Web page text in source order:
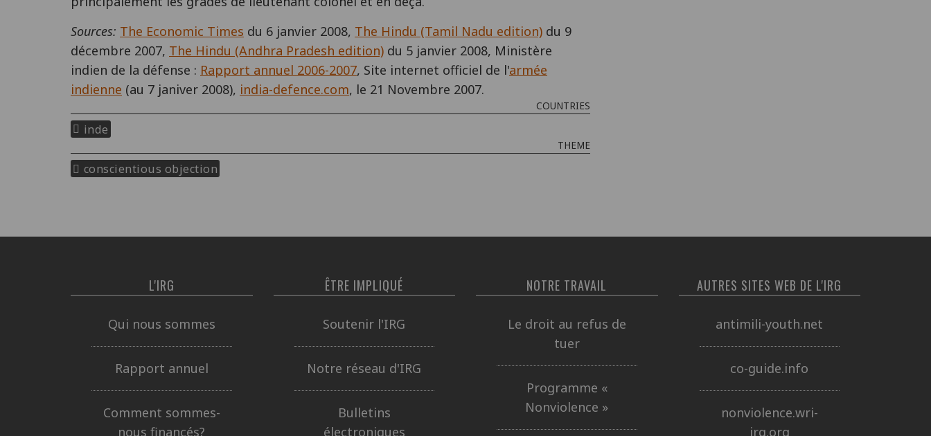
Sources: The Economic Times du 6 janvier 2008, The Hindu (Tamil Nadu edition) du 9
décembre 2007, The Hindu (Andhra Pradesh edition) du 5 janvier 2008, Ministère
indien de la défense : Rapport annuel 2006-2007, Site internet officiel de l'armée
indienne (au 7 janiver 2008), india-defence.com, le 21 Novembre 2007.
COUNTRIES
inde
THEME
conscientious objection
L'IRG
Qui nous sommes
Rapport annuel
Comment sommes-
nous financés?
ÊTRE IMPLIQUÉ
Soutenir l'IRG
Notre réseau d'IRG
Bulletins
électroniques
NOTRE TRAVAIL
Le droit au refus de
tuer
Programme «
Nonviolence »
AUTRES SITES WEB DE L'IRG
antimili-youth.net
co-guide.info
nonviolence.wri-
irg.org